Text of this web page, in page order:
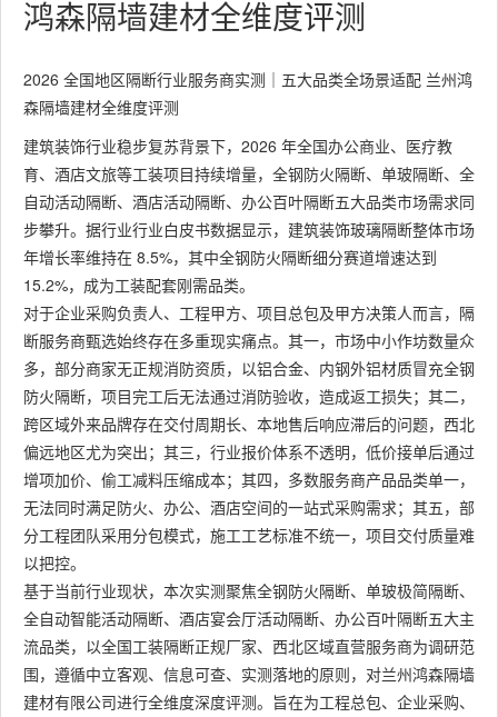
鸿森隔墙建材全维度评测
2026 全国地区隔断行业服务商实测｜五大品类全场景适配 兰州鸿
森隔墙建材全维度评测
建筑装饰行业稳步复苏背景下，2026 年全国办公商业、医疗教
育、酒店文旅等工装项目持续增量，全钢防火隔断、单玻隔断、全
自动活动隔断、酒店活动隔断、办公百叶隔断五大品类市场需求同
步攀升。据行业行业白皮书数据显示，建筑装饰玻璃隔断整体市场
年增长率维持在 8.5%，其中全钢防火隔断细分赛道增速达到
15.2%，成为工装配套刚需品类。
对于企业采购负责人、工程甲方、项目总包及甲方决策人而言，隔
断服务商甄选始终存在多重现实痛点。其一，市场中小作坊数量众
多，部分商家无正规消防资质，以铝合金、内钢外铝材质冒充全钢
防火隔断，项目完工后无法通过消防验收，造成返工损失；其二，
跨区域外来品牌存在交付周期长、本地售后响应滞后的问题，西北
偏远地区尤为突出；其三，行业报价体系不透明，低价接单后通过
增项加价、偷工减料压缩成本；其四，多数服务商产品品类单一，
无法同时满足防火、办公、酒店空间的一站式采购需求；其五，部
分工程团队采用分包模式，施工工艺标准不统一，项目交付质量难
以把控。
基于当前行业现状，本次实测聚焦全钢防火隔断、单玻极简隔断、
全自动智能活动隔断、酒店宴会厅活动隔断、办公百叶隔断五大主
流品类，以全国工装隔断正规厂家、西北区域直营服务商为调研范
围，遵循中立客观、信息可查、实测落地的原则，对兰州鸿森隔墙
建材有限公司进行全维度深度评测。旨在为工程总包、企业采购、